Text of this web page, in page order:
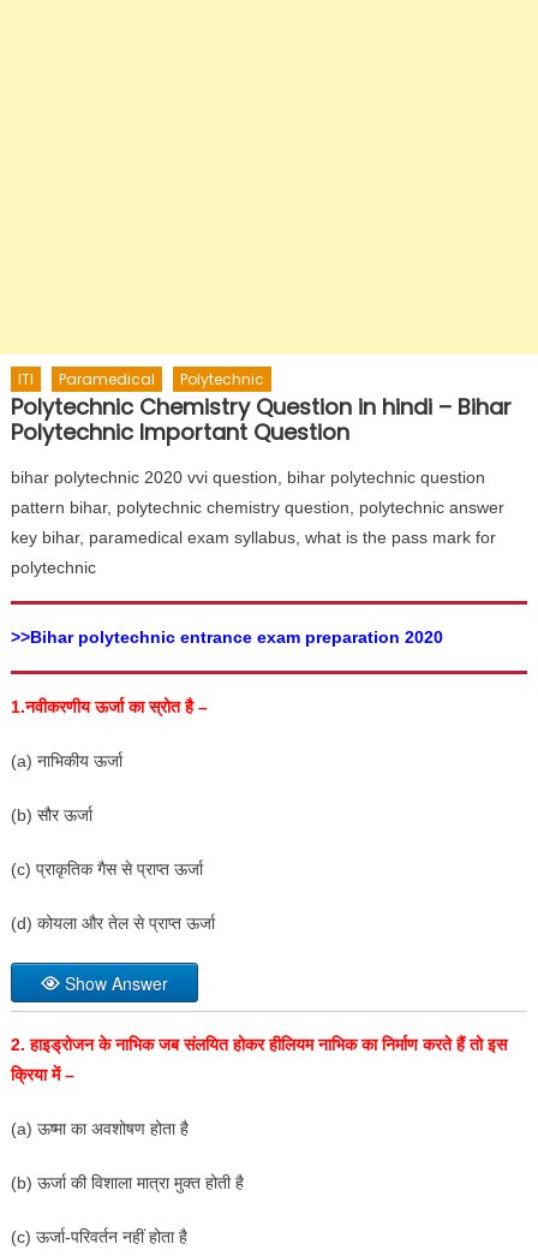
ITI Paramedical Polytechnic
Polytechnic Chemistry Question in hindi – Bihar
Polytechnic Important Question
bihar polytechnic 2020 vvi question, bihar polytechnic question
pattern bihar, polytechnic chemistry question, polytechnic answer
key bihar, paramedical exam syllabus, what is the pass mark for
polytechnic
>>Bihar polytechnic entrance exam preparation 2020
1.नवीकरणीय ऊर्जा का स्रोत है –
(a) नाभिकीय ऊर्जा
(b) सौर ऊर्जा
(c) प्राकृतिक गैस से प्राप्त ऊर्जा
(d) कोयला और तेल से प्राप्त ऊर्जा
Show Answer
2.हाइड्रोजन के नाभिक जब संलयित होकर हीलियम नाभिक का निर्माण करते हैं तो इस
क्रिया में –
(a) ऊष्मा का अवशोषण होता है
(b) ऊर्जा की विशाला मात्रा मुक्त होती है
(c) ऊर्जा-परिवर्तन नहीं होता है